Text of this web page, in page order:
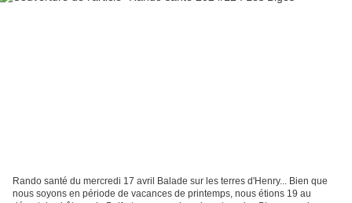
Rando santé du mercredi 17 avril Balade sur les terres d'Henry... Bien que
nous soyons en période de vacances de printemps, nous étions 19 au